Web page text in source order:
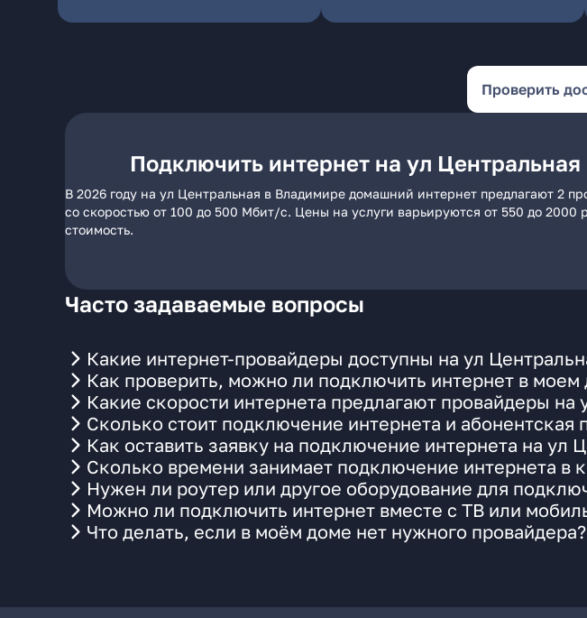
Проверить
Подключить интернет на ул
В 2026 году на ул Центральная в Владимире домашний интернет предлагают 2
со скоростью от 100 до 500 Мбит/с. Цены на услуги варьируются от 550 до
стоимость.
Часто задаваемые вопросы
Какие интернет-провайдеры доступны на ул
Как проверить, можно ли подключить интернет в моем
Какие скорости интернета предлагают провайдеры на
Сколько стоит подключение интернета и абонентская
Как оставить заявку на подключение интернета на ул
Сколько времени занимает подключение интернета в
Нужен ли роутер или другое оборудование для
Можно ли подключить интернет вместе с ТВ или
Что делать, если в моём доме нет нужного провайдера?